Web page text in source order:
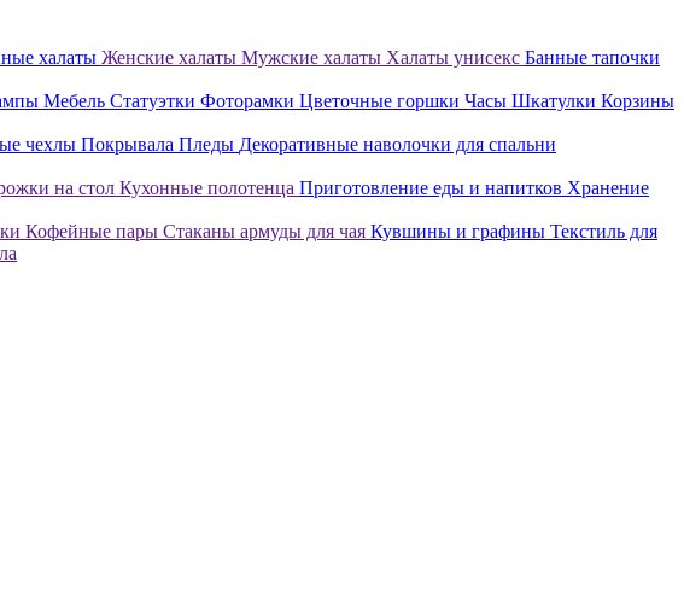
халаты Женские халаты Мужские халаты Халаты унисекс Банные тапочки
Мебель Статуэтки Фоторамки Цветочные горшки Часы Шкатулки Корзины
чехлы Покрывала Пледы Декоративные наволочки для спальни
на стол Кухонные полотенца Приготовление еды и напитков Хранение
Кофейные пары Стаканы армуды для чая Кувшины и графины Текстиль для